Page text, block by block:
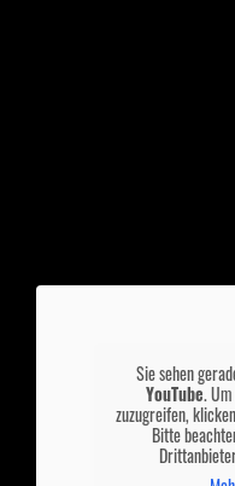
Sie sehen
YouTube.
zuzugreifen,
Bitte